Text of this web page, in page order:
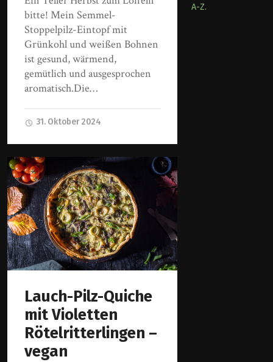
bitte! Mein Semmel-
Stoppelpilz-Eintopf mit
Grünkohl und weißen Bohnen
ist gesund, wärmend,
gemütlich und ausgesprochen
aromatisch.Die…
31. Oktober 2024
Lauch-Pilz-Quiche
mit Violetten
Rötelritterlingen –
vegan
A-Z.